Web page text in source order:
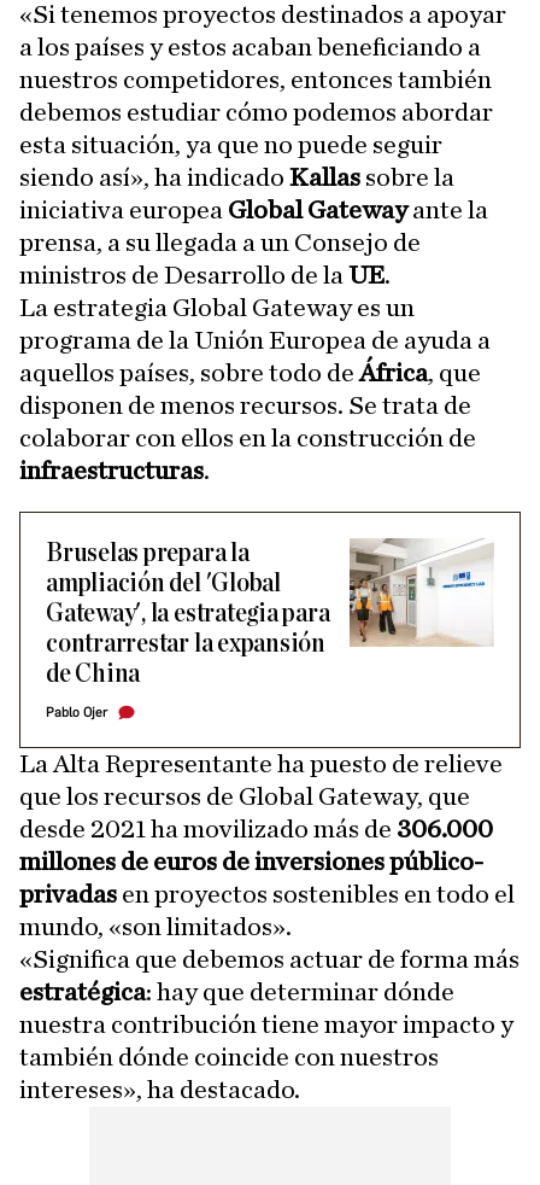
«Si tenemos proyectos destinados a apoyar
a los países y estos acaban beneficiando a
nuestros competidores, entonces también
debemos estudiar cómo podemos abordar
esta situación, ya que no puede seguir
siendo así», ha indicado Kallas sobre la
iniciativa europea Global Gatewayante la
prensa, a su llegada a un Consejo de
ministros de Desarrollo de la UE.
La estrategia Global Gateway es un
programa de la Unión Europea de ayuda a
aquellos países, sobre todo deÁfrica, que
disponen de menos recursos. Se trata de
colaborar con ellos en la construcción de
infraestructuras.
Bruselas prepara la
ampliación del 'Global
Gateway', la estrategia para
contrarrestar la expansión
de China
Pablo Ojer
La Alta Representante ha puesto de relieve
que los recursos de Global Gateway, que
desde 2021 ha movilizado más de 306.000
millones de euros de inversiones público-
privadas en proyectos sostenibles en todo el
mundo, «son limitados».
«Significa que debemos actuar de forma más
estratégica: hay que determinar dónde
nuestra contribución tiene mayor impacto y
también dónde coincide con nuestros
intereses», ha destacado.